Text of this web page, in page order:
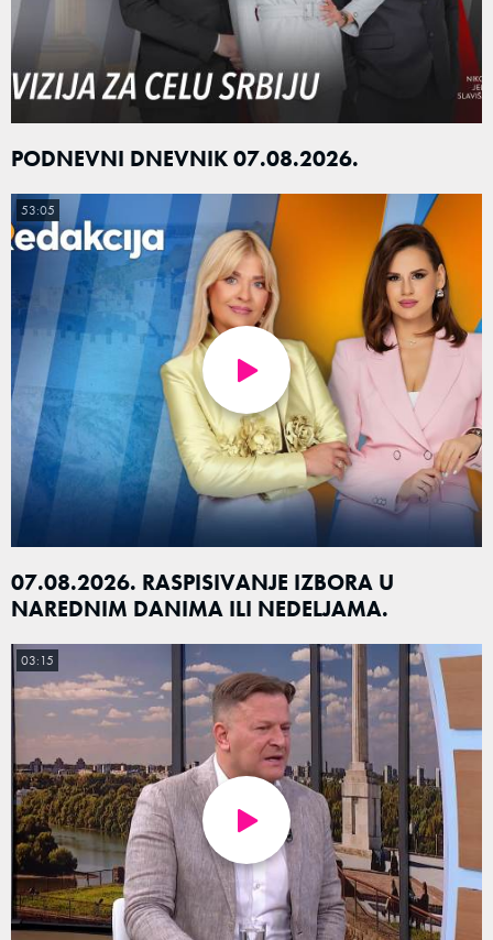
PODNEVNI DNEVNIK 07.08.2026.
07.08.2026. RASPISIVANJE IZBORA U
NAREDNIM DANIMA ILI NEDELJAMA.
53:05
03:15